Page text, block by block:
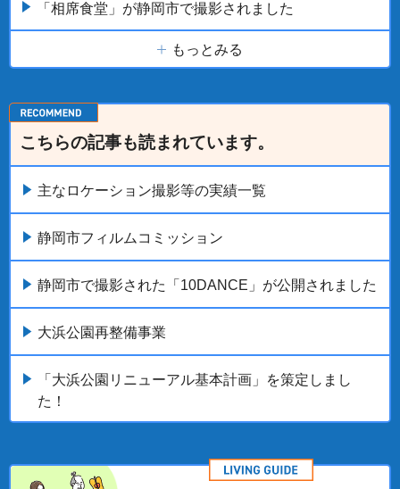
「相席食堂」が静岡市で撮影されました
もっとみる
こちらの記事も読まれています。
主なロケーション撮影等の実績一覧
静岡市フィルムコミッション
静岡市で撮影された「10DANCE」が公開されました
大浜公園再整備事業
「大浜公園リニューアル基本計画」を策定しまし
た！